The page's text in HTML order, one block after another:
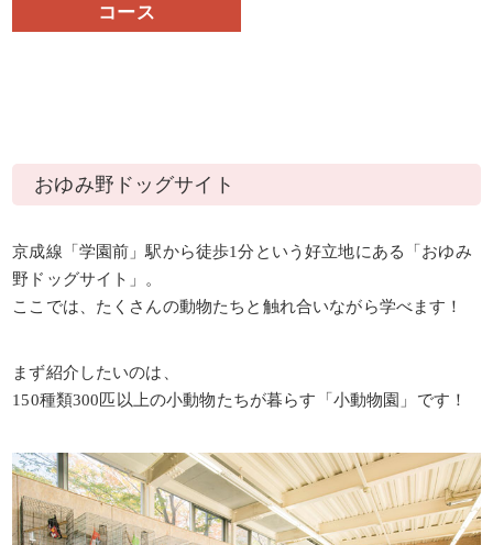
コース
おゆみ野ドッグサイト
京成線「学園前」駅から徒歩1分という好立地にある「おゆみ
野ドッグサイト」。
ここでは、たくさんの動物たちと触れ合いながら学べます！
まず紹介したいのは、
150種類300匹以上の小動物たちが暮らす「小動物園」です！